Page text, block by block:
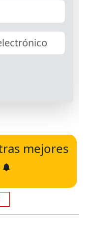
mejores